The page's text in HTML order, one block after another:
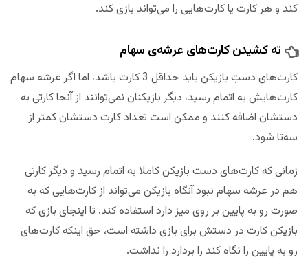
‌کند و هر کارت یا کارت‌هایی را می‌تواند بازی کند.
ته کشیدن کارت‌های عرشه‌ی سهام
کارت‌های دستِ بازیکن باید حداقل 3 کارت باشد، اما اگر عرشه سهام
کارت‌هایش به اتمام رسید، دیگر بازیکنان نمی‌توانند از آنجا کارتی به
دستشان اضافه کنند و ممکن است تعداد کارت دستشان کمتر از
سه‌تا شود.
زمانی که کارت‌های دست بازیکن کاملا به اتمام رسید و دیگر کارتی
هم در عرشه سهام نبود آنگاه بازیکن می‌تواند از کارت‌هایی که به
صورت رو به پایین بر روی میز دارد استفاده کند. تا اینجای بازی که
بازیکن کارت در دستش برای بازی داشته است، حق اینکه کارت‌های
رو به پایین را نگاه کند را بردارد را نداشت.